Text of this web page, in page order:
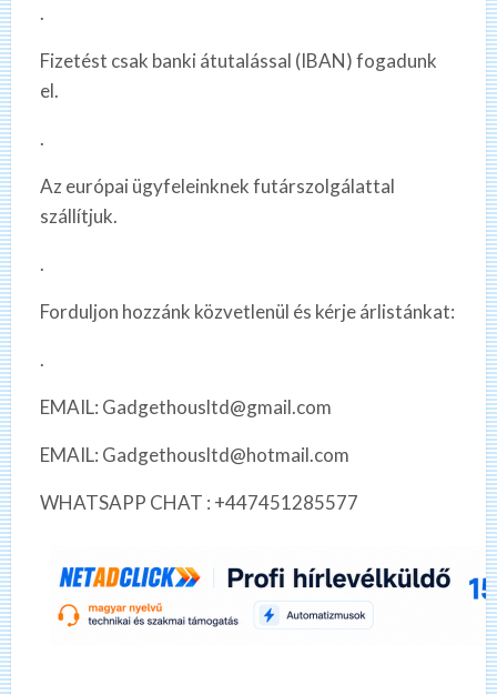
.
Fizetést csak banki átutalással (IBAN) fogadunk
el.
.
Az európai ügyfeleinknek futárszolgálattal
szállítjuk.
.
Forduljon hozzánk közvetlenül és kérje árlistánkat:
.
EMAIL: Gadgethousltd@gmail.com
EMAIL: Gadgethousltd@hotmail.com
WHATSAPP CHAT : +447451285577